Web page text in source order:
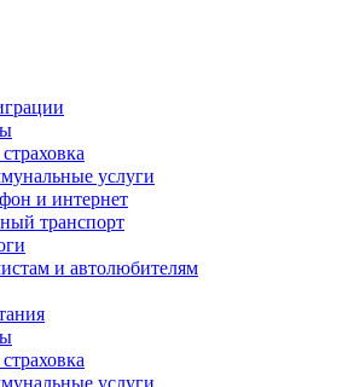
услуги
и интернет
транспорт
и автолюбителям
услуги